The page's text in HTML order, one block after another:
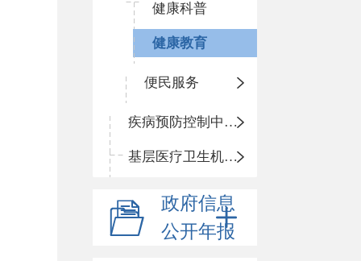
健康科普
健康教育
便民服务
疾病预防控制中心信息公开
基层医疗卫生机构信息公开
政府信息
公开年报